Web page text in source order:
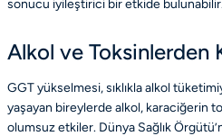
sonucu iyileştirici bir etkide
Alkol ve Toksinlerden
GGT yükselmesi, sıklıkla alkol
yaşayan bireylerde alkol, karaciğerin
olumsuz etkiler. Dünya Sağlık